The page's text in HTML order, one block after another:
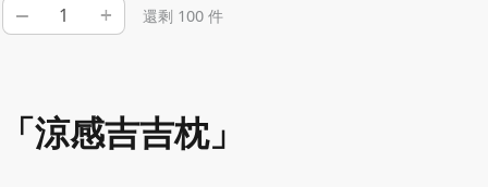
– + 還剩 100 件
「涼感吉吉枕」